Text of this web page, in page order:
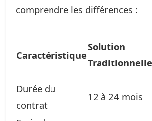
comprendre les différences :
Caractéristique
Solution
Traditionnelle
Durée du
contrat
12 à 24 mois